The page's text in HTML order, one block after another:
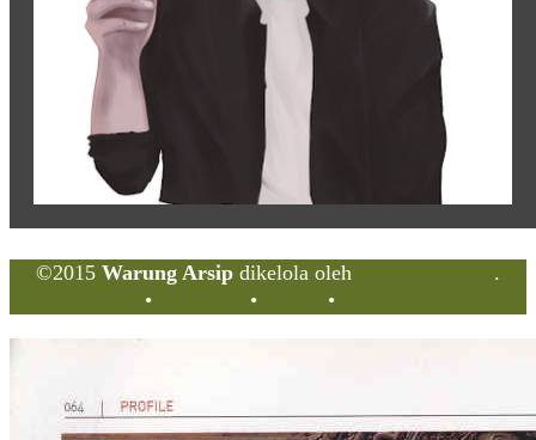
©2015 Warung Arsip dikelola oleh
.
• • •